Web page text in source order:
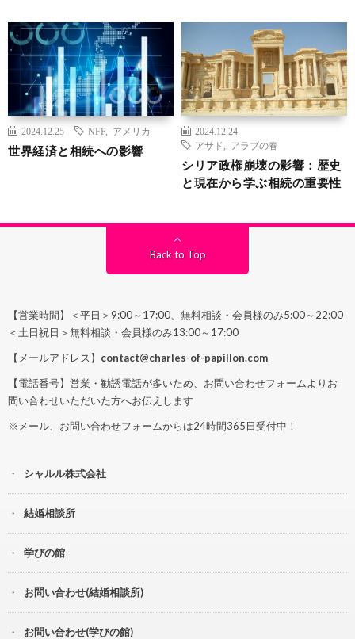
2024.12.25 NFP アメリカ
世界経済と相続への影響
2024.12.24
アサド
アラブの春
シリア政権崩壊の影響：歴史
と現在から学ぶ相続の重要性
Back to Top
【営業時間】＜平日＞9:00～17:00、無料相談・会員様のみ5:00～22:00
＜土日祝日＞無料相談・会員様のみ13:00～17:00
【メールアドレス】 contact@charles-of-papillon.com
【電話番号】営業・勧誘電話が多いため、お問い合わせフォームよりお
問い合わせいただいた方へお伝えします
※メール、お問い合わせフォームからは24時間365日受付中！
シャルル株式会社
結婚相談所
学びの館
お問い合わせ(結婚相談所)
お問い合わせ(学びの館)